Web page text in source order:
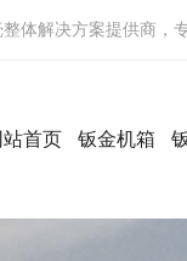
体解决方案提供商，
站首页 钣金机箱